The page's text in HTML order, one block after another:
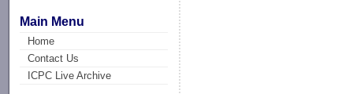
Main Menu
Home
Contact Us
ICPC Live Archive